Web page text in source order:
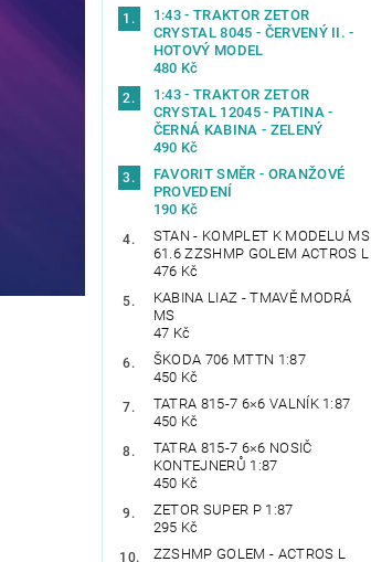
1:43 - TRAKTOR ZETOR
CRYSTAL 8045 - ČERVENÝ II. -
HOTOVÝ MODEL
480 Kč
1:43 - TRAKTOR ZETOR
CRYSTAL 12045 - PATINA -
ČERNÁ KABINA - ZELENÝ
490 Kč
FAVORIT SMĚR - ORANŽOVÉ
PROVEDENÍ
190 Kč
STAN - KOMPLET K MODELU MS
61.6 ZZSHMP GOLEM ACTROS L
476 Kč
KABINA LIAZ - TMAVĚ MODRÁ
MS
47 Kč
ŠKODA 706 MTTN 1:87
450 Kč
TATRA 815-7 6×6 VALNÍK 1:87
450 Kč
TATRA 815-7 6×6 NOSIČ
KONTEJNERŮ 1:87
450 Kč
ZETOR SUPER P 1:87
295 Kč
ZZSHMP GOLEM - ACTROS L